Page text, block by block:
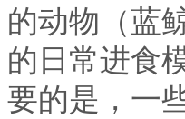
的动物（蓝
的日常进食
要的是，一